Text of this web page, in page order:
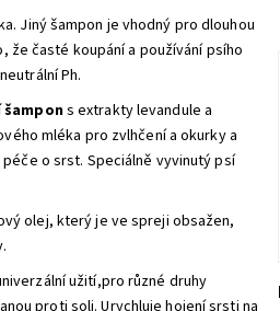
Jiný šampon je vhodný pro dlouhou
že časté koupání a používání psího
Ph.
šampons extrakty levandule a
mléka pro zvlhčení a okurky a
o srst. Speciálně vyvinutý psí
olej, který je ve spreji obsažen,
užití,pro různé druhy
proti soli. Urychluje hojení srsti na